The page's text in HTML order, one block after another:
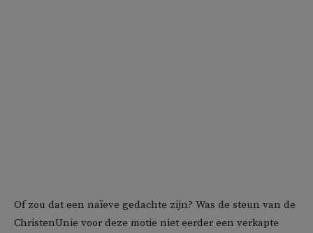
Of zou dat een naïeve gedachte zijn? Was de steun van de
ChristenUnie voor deze motie niet eerder een verkapte